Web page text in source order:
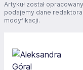
Artykuł został
podajemy dane
modyfikacji.